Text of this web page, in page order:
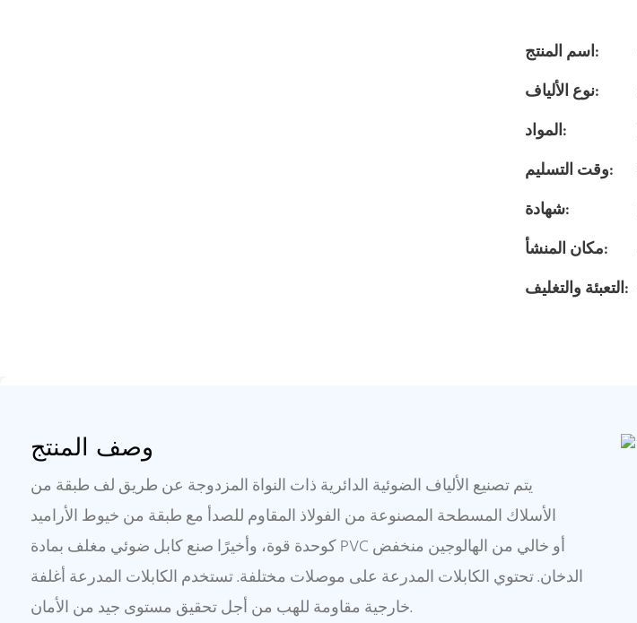
اسم المنتج:
نوع الألياف:
المواد:
وقت التسليم:
شهادة:
مكان المنشأ:
التعبئة والتغليف:
وصف المنتج
يتم تصنيع الألياف الضوئية الدائرية ذات النواة المزدوجة عن طريق لف طبقة من
الأسلاك المسطحة المصنوعة من الفولاذ المقاوم للصدأ مع طبقة من خيوط الأراميد
كوحدة قوة، وأخيرًا صنع كابل ضوئي مغلف بمادة PVC أو خالي من الهالوجين منخفض
الدخان. تحتوي الكابلات المدرعة على موصلات مختلفة. تستخدم الكابلات المدرعة أغلفة
خارجية مقاومة للهب من أجل تحقيق مستوى جيد من الأمان.